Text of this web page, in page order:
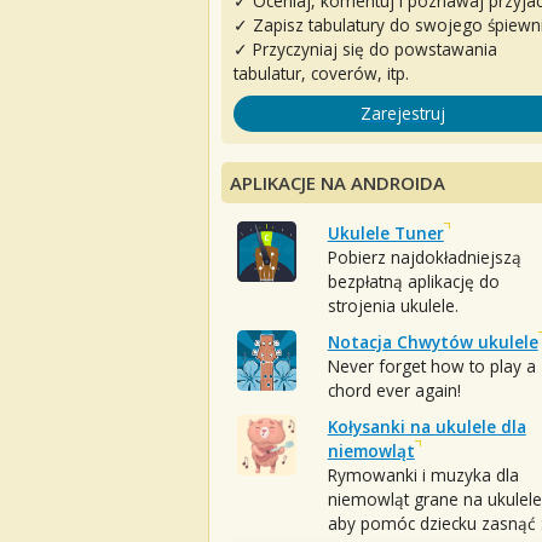
✓ Zapisz tabulatury do swojego
✓ Przyczyniaj się do powstawania
tabulatur, coverów, itp.
Zarejestruj
APLIKACJE NA ANDROIDA
Ukulele Tuner
Pobierz najdokładniejszą
bezpłatną aplikację do
strojenia ukulele.
Notacja Chwytów ukulele
Never forget how to play a
chord ever again!
Kołysanki na ukulele dla
niemowląt
Rymowanki i muzyka dla
niemowląt grane na
aby pomóc dziecku zasnąć